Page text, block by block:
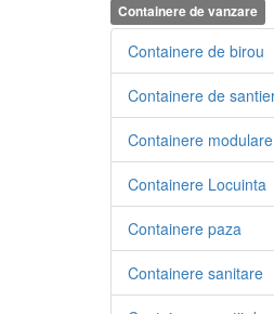
Containere de vanzare
Containere de birou
Containere de
Containere modulare
Containere Locuinta
Containere paza
Containere sanitare